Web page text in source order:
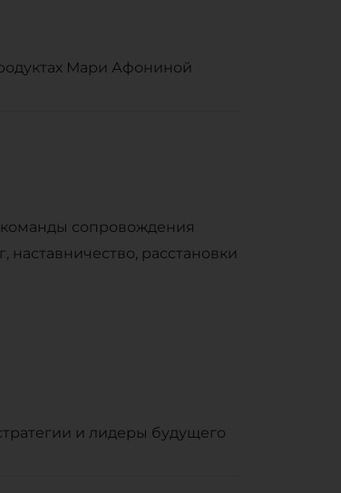
Мари Афониной
сопровождения
расстановки
и лидеры будущего